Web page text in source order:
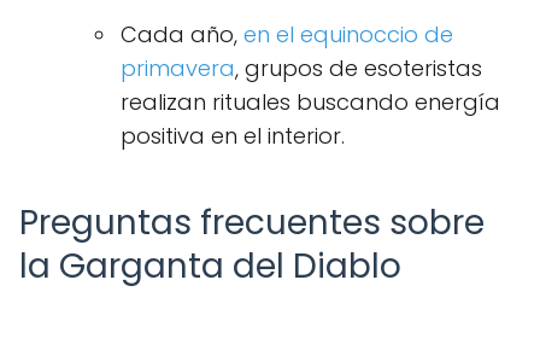
Cada año, en el equinoccio de
primavera, grupos de esoteristas
realizan rituales buscando energía
positiva en el interior.
Preguntas frecuentes sobre
la Garganta del Diablo